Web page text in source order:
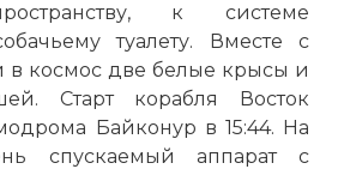
к системе
туалету. Вместе с
в космос две белые крысы и
Старт корабля Восток
Байконур в 15:44. На
спускаемый аппарат с